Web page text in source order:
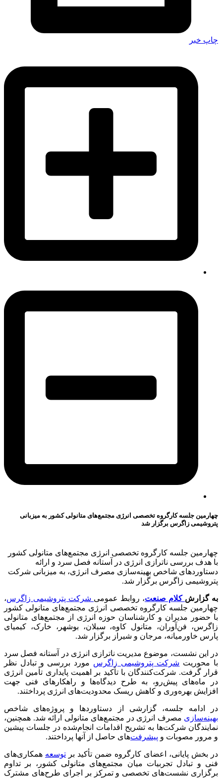
چاپ خبر
چهارمین جلسه کارگروه تخصصی انرژی مجتمع‌های متانولی کشور به میزبانی
پتروشیمی زاگرس برگزار شد
چهارمین جلسه کارگروه تخصصی انرژی مجتمع‌های متانولی کشور
با هدف بررسی ناترازی انرژی در آستانه فصل سرد و ارائه
دستاوردهای شاخص بهینه‌سازی مصرف انرژی، به میزبانی شرکت
پتروشیمی زاگرس برگزار شد.
به گزارش کلام صنعت، روابط عمومی شرکت پتروشیمی زاگرس،
چهارمین جلسه کارگروه تخصصی انرژی مجتمع‌های متانولی کشور
با حضور مدیران و کارشناسان حوزه انرژی از مجتمع‌های متانولی
زاگرس، فن‌آوران، متانول کاوه، سبلان، بوشهر، خارک، کیمیای
پارس خاورمیانه، مرجان و شیراز برگزار شد.
در این نشست، موضوع مدیریت ناترازی انرژی در آستانه فصل سرد
با محوریت شرکت پتروشیمی زاگرس مورد بررسی و تبادل نظر
قرار گرفت. شرکت‌کنندگان با تأکید بر اهمیت پایداری تأمین انرژی
در ماه‌های پیش‌رو، به طرح دیدگاه‌ها و راهکارهای فنی جهت
افزایش بهره‌وری و کاهش ریسک محدودیت‌های انرژی پرداختند.
در ادامه جلسه، گزارشی از دستاوردها و پروژه‌های شاخص
بهینه‌سازی مصرف انرژی در مجتمع‌های متانولی ارائه شد. همچنین،
نمایندگان شرکت‌ها به تشریح اقدامات انجام‌شده در جلسات پیشین
و مرور مصوبات و پیشرفت‌های حاصل از آنها پرداختند.
در بخش پایانی، اعضای کارگروه ضمن تأکید بر توسعه همکاری‌های
فنی و تبادل تجربیات میان مجتمع‌های متانولی کشور، بر تداوم
برگزاری نشست‌های تخصصی و تمرکز بر اجرای طرح‌های مشترک